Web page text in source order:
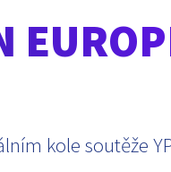
kole soutěže